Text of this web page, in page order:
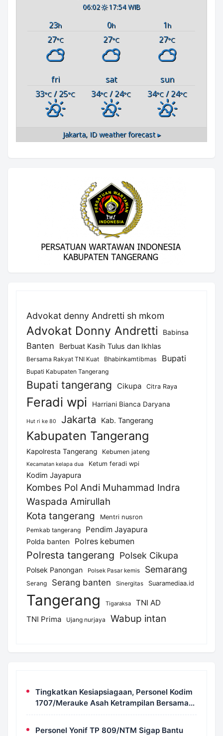
06:02 17:54 WIB
23h 0h 1h
27°C 27°C 27°C
fri sat
sun
33°C / 25°C 34°C / 24°C 34°C/ 24°C
Jakarta, IDweather forecast ▸
Advokat denny Andretti sh mkom
Advokat Donny Andretti Babinsa
Banten Berbuat Kasih Tulus dan Ikhlas
Bersama Rakyat TNI Kuat Bhabinkamtibmas Bupati
Bupati Kabupaten Tangerang
Bupati tangerang Cikupa Citra Raya
Feradi wpi Harriani Bianca Daryana
Hut ri ke 80 Jakarta Kab. Tangerang
Kabupaten Tangerang
Kapolresta Tangerang Kebumen jateng
Kecamatan kelapa dua Ketum feradi wpi
Kodim Jayapura
Kombes Pol Andi Muhammad Indra
Waspada Amirullah
Kota tangerang
Mentri nusron
Pemkab tangerang
Pendim Jayapura
Polda banten Polres kebumen
Polresta tangerang Polsek Cikupa
Polsek Panongan Polsek Pasar kemis Semarang
Serang Serang banten Sinergitas Suaramediaa.id
Tangerang Tigaraksa
TNI AD
TNI Prima
Ujang nurjaya Wabup intan
Tingkatkan Kesiapsiagaan, Personel Kodim
1707/Merauke Asah Ketrampilan Bersama
Petugas Damkar
Personel Yonif TP 809/NTM Sigap Bantu